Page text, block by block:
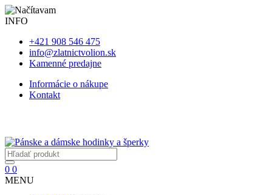
INFO
+421 908 546 475
info@zlatnictvolion.sk
Kamenné predajne
Informácie o nákupe
Kontakt
0 0
MENU